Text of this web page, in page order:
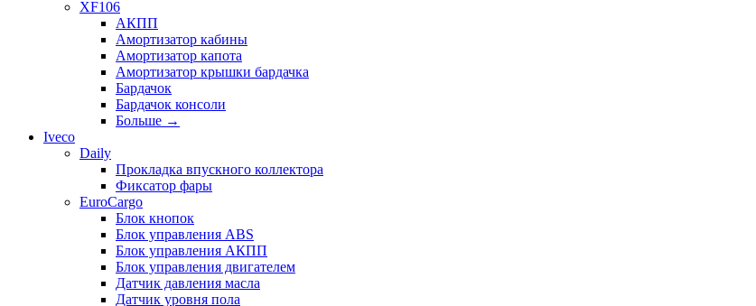
XF106
АКПП
Амортизатор кабины
Амортизатор капота
Амортизатор крышки бардачка
Бардачок
Бардачок консоли
Больше →
Iveco
Daily
Прокладка впускного коллектора
Фиксатор фары
EuroCargo
Блок кнопок
Блок управления ABS
Блок управления АКПП
Блок управления двигателем
Датчик давления масла
Датчик уровня пола